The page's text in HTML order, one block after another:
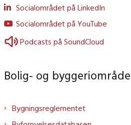
Socialområdet på LinkedIn
Socialområdet på YouTube
Podcasts på SoundCloud
Bolig- og
Bygningsreglementet